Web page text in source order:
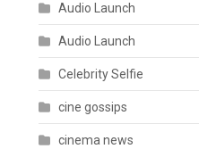
Audio Launch
Audio Launch
Celebrity Selfie
cine gossips
cinema news